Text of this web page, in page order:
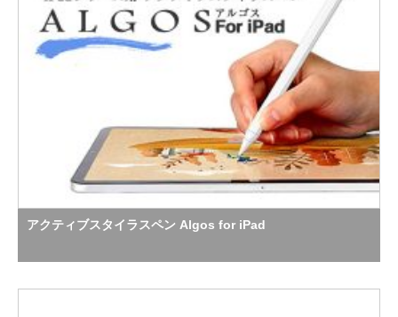
アクティブスタイラスペン Algos for iPad